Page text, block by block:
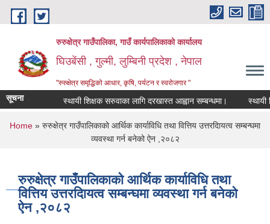
Skip to main content
रुरुक्षेत्र गाउँपालिका, गाउँ कार्यपालिकाको कार्यालय
घिउबेंसी , गुल्मी, लुम्बिनी प्रदेश , नेपाल
"रुरुक्षेत्र समृद्धिको आधार, कृषि, पर्यटन र स्वरोजगार "
सूचना स्थायी शिक्षक सरुवाका लागि दरखास्त आह्वान सम्बन्धमा। स्थायी
You are here
Home » रुरुक्षेत्र गाउँपालिकाको आर्थिक कार्याविधि तथा वित्तिय उत्तरदाियत्व सम्बन्घमा
व्यवस्था गर्न बनेको ऐन ,२०८२
रुरुक्षेत्र गाउँपालिकाको आर्थिक कार्याविधि तथा
वित्तिय उत्तरदाियत्व सम्बन्घमा व्यवस्था गर्न बनेको
ऐन ,२०८२